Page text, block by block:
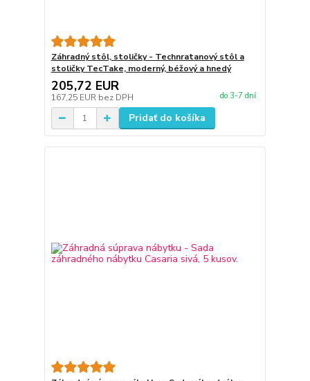
Záhradný stôl, stoličky - Technratanový stôl a
stoličky TecTake, moderný, béžový a hnedý
205,72 EUR
167,25 EUR bez DPH do 3-7 dní
Pridať do košíka